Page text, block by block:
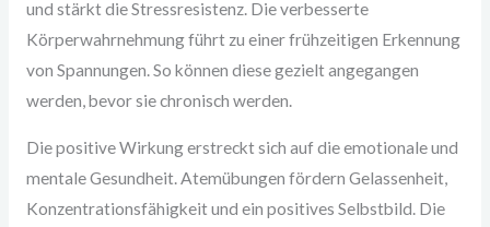
und stärkt die Stressresistenz. Die verbesserte
Körperwahrnehmung führt zu einer frühzeitigen Erkennung
von Spannungen. So können diese gezielt angegangen
werden, bevor sie chronisch werden.
Die positive Wirkung erstreckt sich auf die emotionale und
mentale Gesundheit. Atemübungen fördern Gelassenheit,
Konzentrationsfähigkeit und ein positives Selbstbild. Die